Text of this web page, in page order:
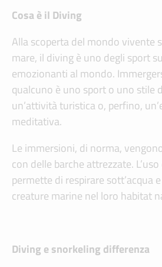
Cosa è il Diving
Alla scoperta del mondo vivente
mare, il diving è uno degli sport
emozionanti al mondo.
qualcuno è uno sport o uno stile
un’attività turistica o, perfino,
meditativa.
Le immersioni, di norma,
con delle barche attrezzate.
permette di respirare sott’acqua
creature marine nel loro habitat
Diving e snorkeling differenza